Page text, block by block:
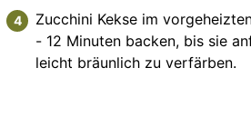
Zucchini Kekse im
- 12 Minuten backen, bis sie
leicht bräunlich zu verfärben.